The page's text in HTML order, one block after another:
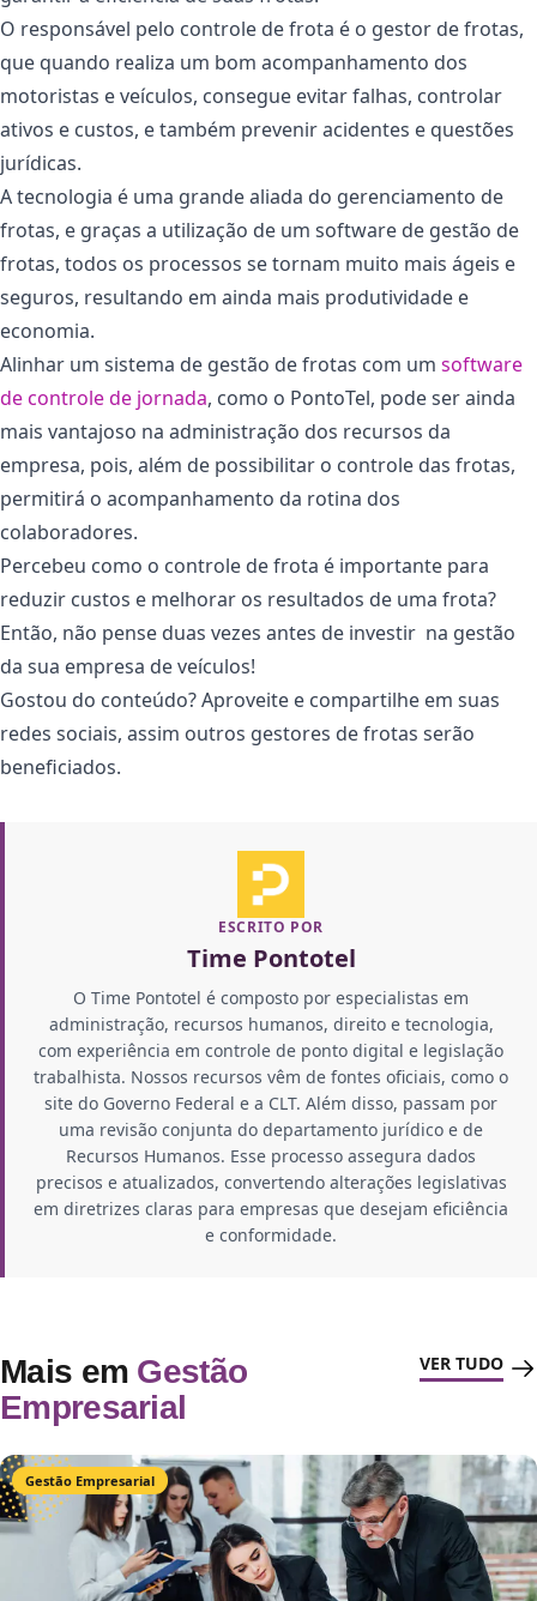
O responsável pelo controle de frota é o gestor de frotas,
que quando realiza um bom acompanhamento dos
motoristas e veículos, consegue evitar falhas, controlar
ativos e custos, e também prevenir acidentes e questões
jurídicas.
A tecnologia é uma grande aliada do gerenciamento de
frotas, e graças a utilização de um software de gestão de
frotas, todos os processos se tornam muito mais ágeis e
seguros, resultando em ainda mais produtividade e
economia.
Alinhar um sistema de gestão de frotas com um software
de controle de jornada, como o PontoTel, pode ser ainda
mais vantajoso na administração dos recursos da
empresa, pois, além de possibilitar o controle das frotas,
permitirá o acompanhamento da rotina dos
colaboradores.
Percebeu como o controle de frota é importante para
reduzir custos e melhorar os resultados de uma frota?
Então, não pense duas vezes antes de investir na gestão
da sua empresa de veículos!
Gostou do conteúdo? Aproveite e compartilhe em suas
redes sociais, assim outros gestores de frotas serão
beneficiados.
ESCRITO POR
Time Pontotel
O Time Pontotel é composto por especialistas em
administração, recursos humanos, direito e tecnologia,
com experiência em controle de ponto digital e legislação
trabalhista. Nossos recursos vêm de fontes oficiais, como o
site do Governo Federal e a CLT. Além disso, passam por
uma revisão conjunta do departamento jurídico e de
Recursos Humanos. Esse processo assegura dados
precisos e atualizados, convertendo alterações legislativas
em diretrizes claras para empresas que desejam eficiência
e conformidade.
Mais em Gestão
Empresarial
VER TUDO
Gestão Empresarial